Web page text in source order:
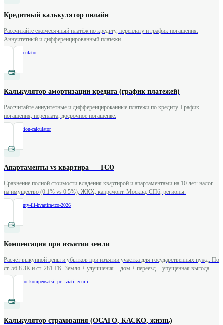
Кредитный калькулятор онлайн
Рассчитайте ежемесячный платёж по кредиту, переплату и график погашения.
Аннуитетный и дифференцированный платежи.
credit-calculator
Калькулятор амортизации кредита (график платежей)
Рассчитайте аннуитетные и дифференцированные платежи по кредиту. График
погашения, переплата, досрочное погашение.
amortization-calculator
Апартаменты vs квартира — TCO
Сравнение полной стоимости владения квартирой и апартаментами на 10 лет: налог
на имущество (0.1% vs 0.5%), ЖКХ, капремонт. Москва, СПб, регионы.
apartamenty-ili-kvartira-tco-2026
Компенсация при изъятии земли
Расчёт выкупной цены и убытков при изъятии участка для государственных нужд. По
ст. 56.8 ЗК и ст. 281 ГК. Земля + улучшения + дом + переезд + упущенная выгода.
kalkulyator-kompensatsii-pri-iziatii-zemli
Калькулятор страхования (ОСАГО, КАСКО, жизнь)